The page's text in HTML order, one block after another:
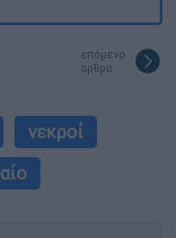
επόμενο
άρθρο
νεκροί